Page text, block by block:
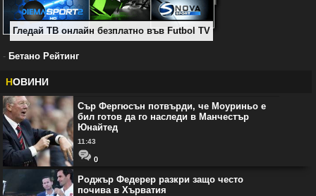
Гледай ТВ онлайн безплатно във Futbol TV
- Бетано Рейтинг
НОВИНИ
Сър Фергюсън потвърди, че Моуриньо е
бил готов да го наследи в Манчестър
Юнайтед
11:43
0
Роджър Федерер разкри защо често
почива в Хърватия